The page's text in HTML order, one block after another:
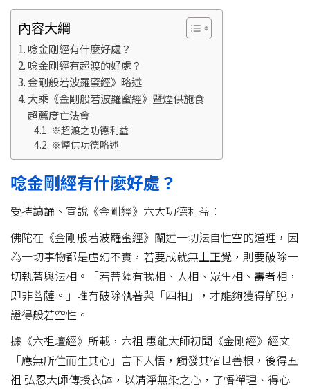
內容大綱
唸金剛經有什麼好處？
唸金剛經有超渡的好處？
金剛般若波羅蜜經》略述
大乘《金剛般若波羅蜜經》暨煙供施食
超薦度亡法會
※超渡之功德利益
※煙供功德略述
唸金剛經有什麼好處？
受持讀誦、宣說《金剛經》六大功德利益：
佛陀在《金剛般若波羅蜜經》闡述一切法自性空的道理，因
為一切事物都是虛幻不實，若要成就無上正覺，則要破除一
切執著與法相。「若菩薩有我相、人相、眾生相、壽者相，
即非菩薩。」唯有破除執著與「四相」，才能夠獲得解脫，
證得般若空性。
據《六祖壇經》所載，六祖 惠能大師初聞《金剛經》經文
「應無所住而生其心」言下大悟，觸發其宿世善根，後得五
祖 弘忍大師傳授衣缽，以清淨無染之心，了悟禪理、得心